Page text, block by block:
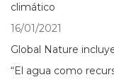
climático
16/01/2021
Global Nature
“El agua como